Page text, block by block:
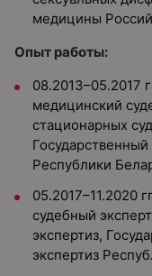
медицины
Опыт работы:
08.2013–05.2017
медицинский
стационарных
Республики
05.2017–11.2020
судебный
экспертиз,
экспертиз